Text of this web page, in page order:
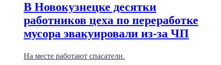
В Новокузнецке десятки
работников цеха по переработке
мусора эвакуировали из-за ЧП
На месте работают спасатели.